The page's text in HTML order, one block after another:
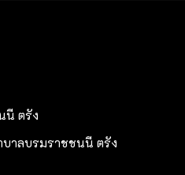
นี ตรัง
าลบรมราชชนนี ตรัง